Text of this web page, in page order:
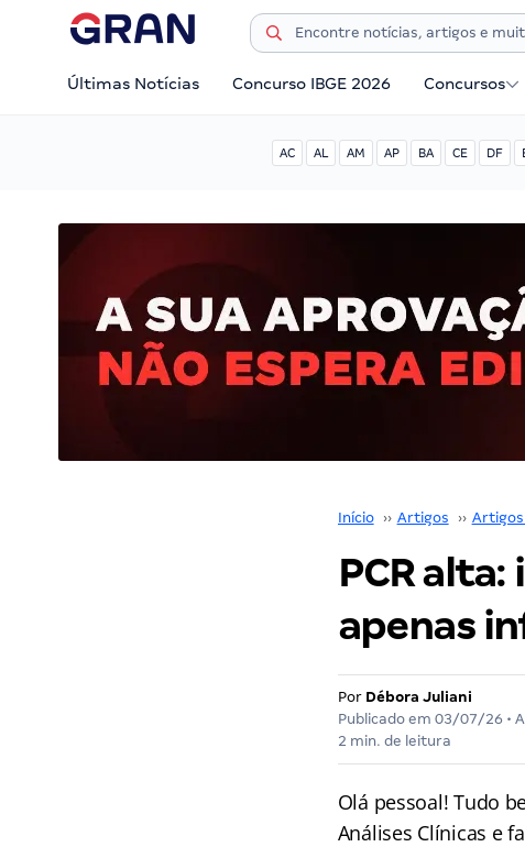
Últimas Notícias Concurso IBGE 2026 Concursos
AC AL AM AP BA CE DF
Início ›› Artigos ›› Artigos
PCR
apenas
Por Débora Juliani
Publicado em 03/07/26 •
2 min. de leitura
Olá pessoal! Tudo
Análises Clínicas e